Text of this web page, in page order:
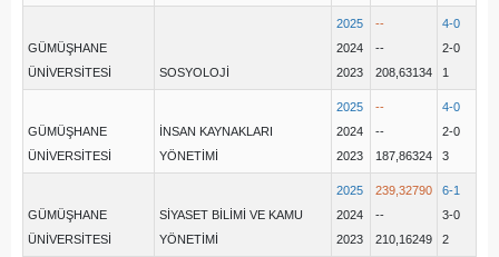
GÜMÜŞHANE
ÜNİVERSİTESİ
SOSYOLOJİ
2025
2024
2023
--
--
208,63134
4-0
2-0
1
GÜMÜŞHANE
ÜNİVERSİTESİ
İNSAN KAYNAKLARI
YÖNETİMİ
2025
2024
2023
--
--
187,86324
4-0
2-0
3
GÜMÜŞHANE
ÜNİVERSİTESİ
SİYASET BİLİMİ VE KAMU
YÖNETİMİ
2025
2024
2023
239,32790
--
210,16249
6-1
3-0
2